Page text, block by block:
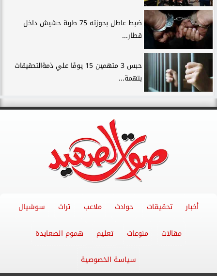
ضبط عاطل بحوزته 75 طربة حشيش داخل
قطار...
حبس 3 متهمين 15 يومًا علي ذمةالتحقيقات
بتهمة...
أخبار تحقيقات حوادث ملاعب تراث سوشيال
مقالات منوعات تعليم هموم الصعايدة
سياسة الخصوصية